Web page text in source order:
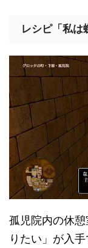
レシピ「私は
孤児院内の休
りたい」が入手